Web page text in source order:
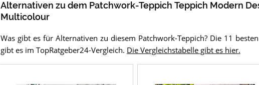
Alternativen zu dem Patchwork-Teppich Teppich Modern
Multicolour
Was gibt es für Alternativen zu diesem Patchwork-Teppich? Die 11
gibt es im TopRatgeber24-Vergleich. Die Vergleichstabelle gibt es hier.